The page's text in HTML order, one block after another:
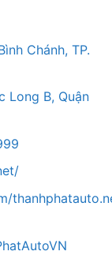
Chánh, TP.
Long B, Quận